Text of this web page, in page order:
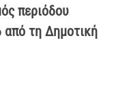
περιόδου
από τη Δημοτική